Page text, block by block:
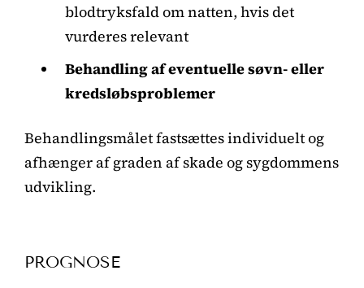
blodtryksfald om natten, hvis det
vurderes relevant
Behandling af eventuelle søvn- eller
kredsløbsproblemer
Behandlingsmålet fastsættes individuelt og
afhænger af graden af skade og sygdommens
udvikling.
PROGNOSE